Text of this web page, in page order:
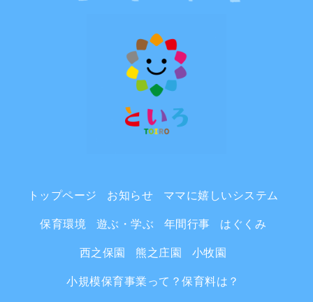
トップページ お知らせ ママに嬉しいシステム
保育環境 遊ぶ・学ぶ 年間行事 はぐくみ
西之保園 熊之庄園 小牧園
小規模保育事業って？保育料は？